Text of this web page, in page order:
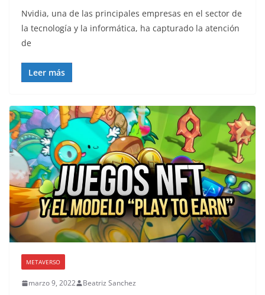
Nvidia, una de las principales empresas en el sector de
la tecnología y la informática, ha capturado la atención
de
Leer más
METAVERSO
marzo 9, 2022 Beatriz Sanchez